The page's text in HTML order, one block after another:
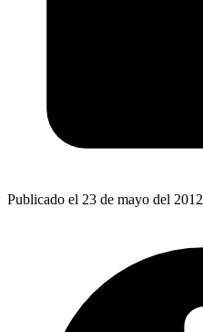
Publicado el 23 de mayo del 2012